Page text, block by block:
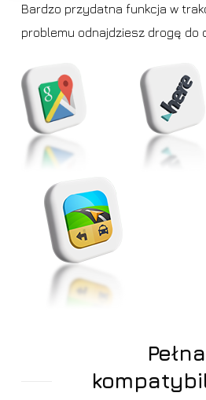
Bardzo przydatna funkcja w
problemu odnajdziesz drogę do
Pełna